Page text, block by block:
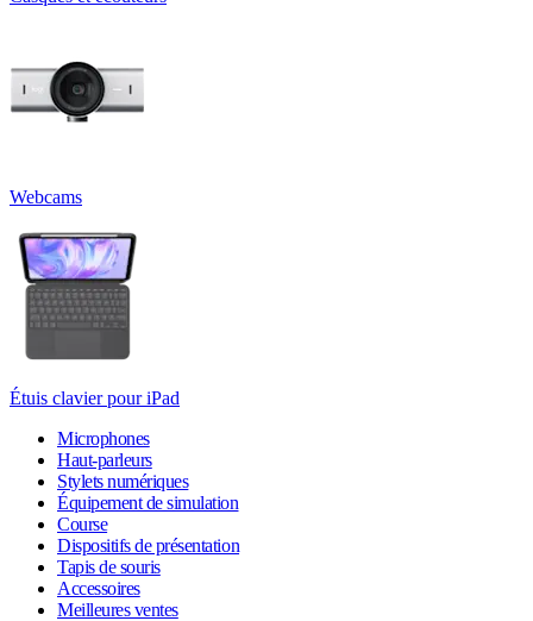
Webcams
Étuis clavier pour iPad
Microphones
Haut-parleurs
Stylets numériques
Équipement de simulation
Course
Dispositifs de présentation
Tapis de souris
Accessoires
Meilleures ventes